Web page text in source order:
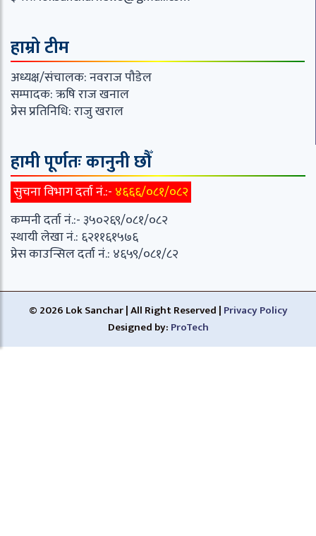
हाम्रो टीम
अध्यक्ष/संचालक: नवराज पौडेल
सम्पादक: ऋषि राज खनाल
प्रेस प्रतिनिधि: राजु खराल
हामी पूर्णतः कानुनी छौँ
सुचना विभाग दर्ता नं.:- ४६६६/०८१/०८२
कम्पनी दर्ता नं.:- ३५०२६९/०८१/०८२
स्थायी लेखा नं.: ६२११६१५७६
प्रेस काउन्सिल दर्ता नं.: ४६५९/०८१/८२
© 2026 Lok Sanchar | All Right Reserved | Privacy Policy
Designed by: ProTech